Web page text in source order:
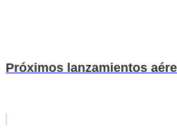
Próximos lanzamientos